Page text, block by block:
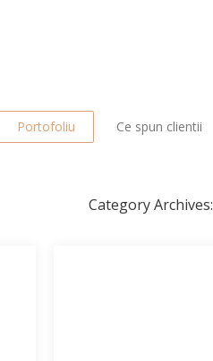
Portofoliu Ce spun clientii
Category Archives: